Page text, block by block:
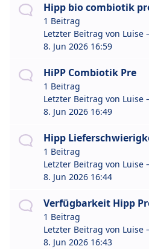
Hipp bio combiotik
1 Beitrag
Letzter Beitrag von Luise
8. Jun 2026 16:59
HiPP Combiotik Pre
1 Beitrag
Letzter Beitrag von Luise
8. Jun 2026 16:49
Hipp
1 Beitrag
Letzter Beitrag von Luise
8. Jun 2026 16:44
Verfügbarkeit Hipp
1 Beitrag
Letzter Beitrag von Luise
8. Jun 2026 16:43